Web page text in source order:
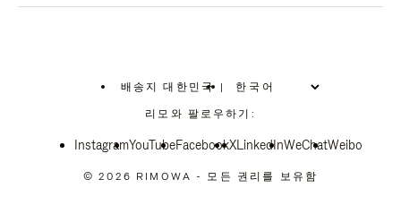
배송지 대한민국
위
치
선
십
|
리모와 팔로우하기:
InstagramYouTubeFacebookXLinkedInWeChatWeibo
© 2026 RIMOWA - 모든 권리를 보유함